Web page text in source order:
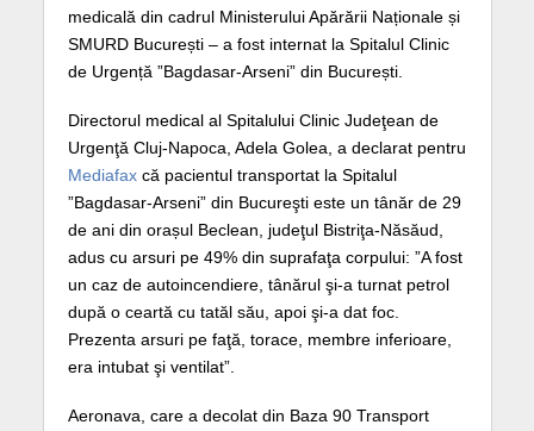
medicală din cadrul Ministerului Apărării Naționale și
SMURD București – a fost internat la Spitalul Clinic
de Urgență ”Bagdasar-Arseni” din București.
Directorul medical al Spitalului Clinic Judeţean de
Urgenţă Cluj-Napoca, Adela Golea, a declarat pentru
Mediafaxcă pacientul transportat la Spitalul
”Bagdasar-Arseni” din Bucureşti este un tânăr de 29
de ani din orașul Beclean, judeţul Bistriţa-Năsăud,
adus cu arsuri pe 49% din suprafaţa corpului: ”A fost
un caz de autoincendiere, tânărul şi-a turnat petrol
după o ceartă cu tatăl său, apoi şi-a dat foc.
Prezenta arsuri pe faţă, torace, membre inferioare,
era intubat şi ventilat”.
Aeronava, care a decolat din Baza 90 Transport